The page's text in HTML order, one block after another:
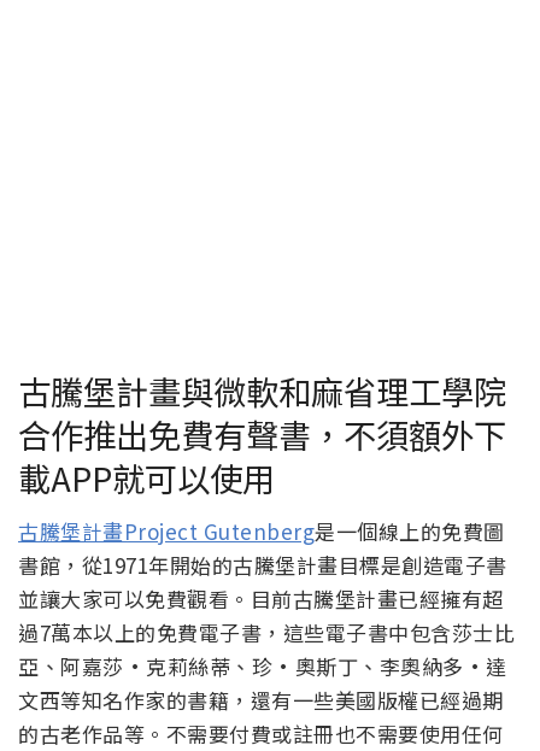
古騰堡計畫與微軟和麻省理工學院
合作推出免費有聲書，不須額外下
載APP就可以使用
古騰堡計畫Project Gutenberg是一個線上的免費圖
書館，從1971年開始的古騰堡計畫目標是創造電子書
並讓大家可以免費觀看。目前古騰堡計畫已經擁有超
過7萬本以上的免費電子書，這些電子書中包含莎士比
亞、阿嘉莎·克莉絲蒂、珍·奧斯丁、李奧納多·達
文西等知名作家的書籍，還有一些美國版權已經過期
的古老作品等。不需要付費或註冊也不需要使用任何